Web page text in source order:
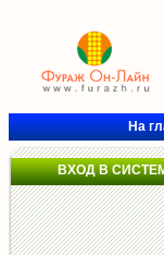
На
ВХОД В